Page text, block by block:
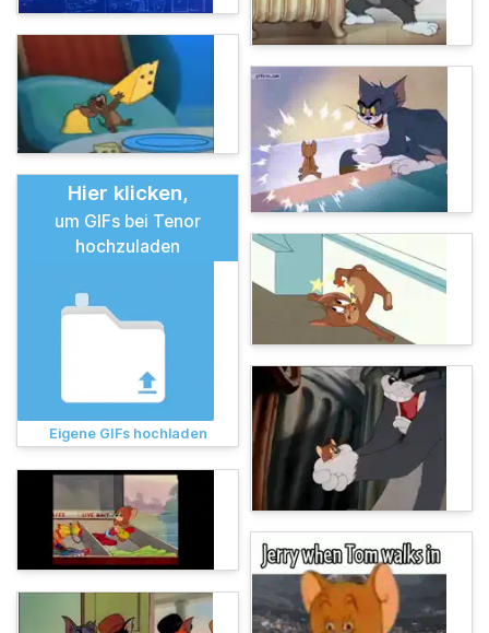
Hier klicken,
um GIFs bei Tenor
hochzuladen
Eigene GIFs hochladen